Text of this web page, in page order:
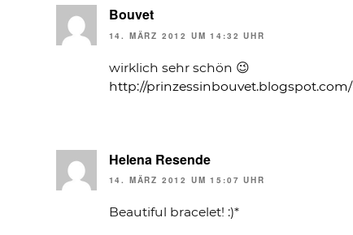
Bouvet
14. MÄRZ 2012 UM 14:32 UHR
wirklich sehr schön 😉
http://prinzessinbouvet.blogspot.com/
Helena Resende
14. MÄRZ 2012 UM 15:07 UHR
Beautiful bracelet! :)*